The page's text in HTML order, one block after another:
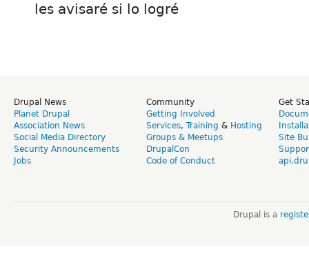
les avisaré si lo logré
Drupal News
Planet Drupal
Association News
Social Media Directory
Security Announcements
Jobs
Community
Getting Involved
Services, Training & Hosting
Groups & Meetups
DrupalCon
Code of Conduct
Get
Site
Drupal is a